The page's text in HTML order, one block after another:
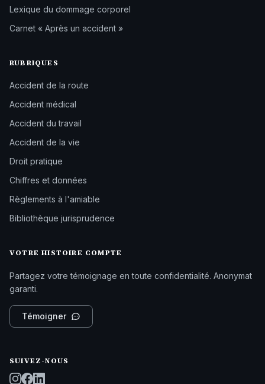
Lexique du dommage corporel
Carnet « Après un accident »
RUBRIQUES
Accident de la route
Accident médical
Accident du travail
Accident de la vie
Droit pratique
Chiffres et données
Règlements à l'amiable
Bibliothèque jurisprudence
VOTRE HISTOIRE COMPTE
Partagez votre témoignage en toute confidentialité. Anonymat
garanti.
Témoigner
SUIVEZ-NOUS